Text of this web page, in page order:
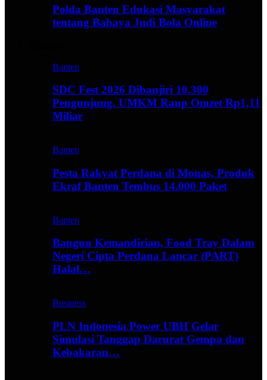
Polda Banten Edukasi Masyarakat
tentang Bahaya Judi Bola Online
Banten
SDC Fest 2026 Dibanjiri 10.300
Pengunjung, UMKM Raup Omzet Rp1,11
Miliar
Banten
Pesta Rakyat Perdana di Monas, Produk
Ekraf Banten Tembus 14.000 Paket
Banten
Bangun Kemandirian, Food Tray Dalam
Negeri Cipta Perdana Lancar (PART)
Halal…
Business
PLN Indonesia Power UBH Gelar
Simulasi Tanggap Darurat Gempa dan
Kebakaran…